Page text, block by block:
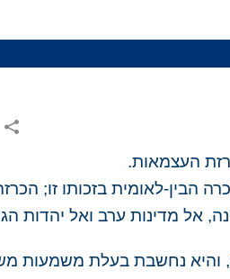
על הכרזת העצמאות.
הבין-לאומית בזכותו זו;
אל מדינות ערב ואל יהדות
והיא נחשבת בעלת משמעות